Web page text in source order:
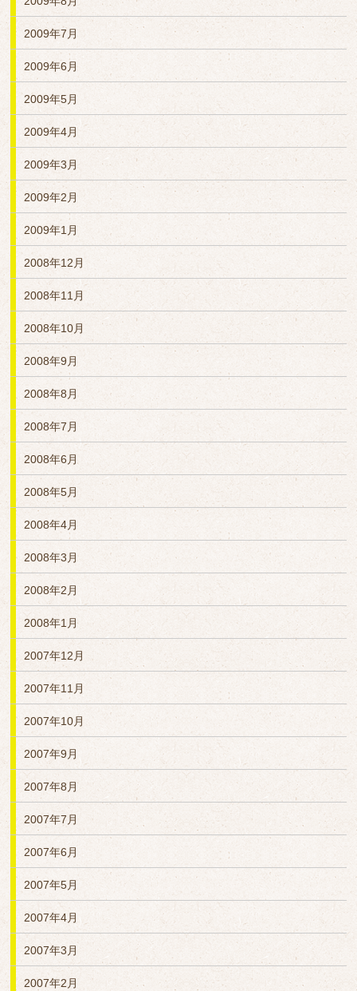
2009年7月
2009年6月
2009年5月
2009年4月
2009年3月
2009年2月
2009年1月
2008年12月
2008年11月
2008年10月
2008年9月
2008年8月
2008年7月
2008年6月
2008年5月
2008年4月
2008年3月
2008年2月
2008年1月
2007年12月
2007年11月
2007年10月
2007年9月
2007年8月
2007年7月
2007年6月
2007年5月
2007年4月
2007年3月
2007年2月